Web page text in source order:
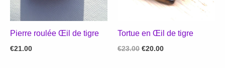
Pierre roulée Œil de tigre
€21.00
Tortue en Œil de tigre
€23.00 Le
€20.00Le